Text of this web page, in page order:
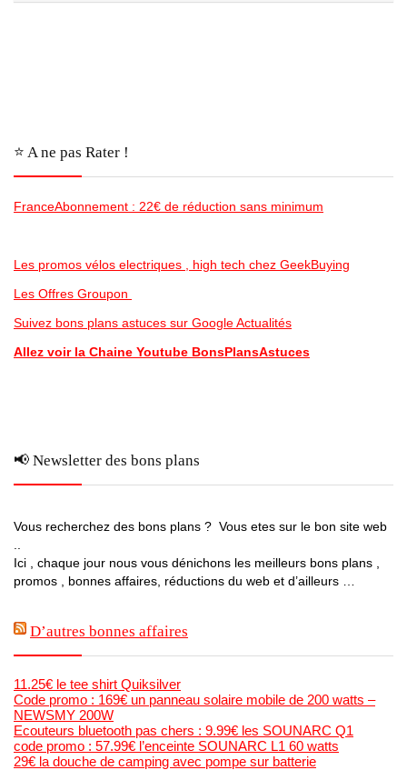
⭐️ A ne pas Rater !
FranceAbonnement : 22€ de réduction sans minimum
Les promos vélos electriques , high tech chez GeekBuying
Les Offres Groupon
Suivez bons plans astuces sur Google Actualités
Allez voir la Chaine Youtube BonsPlansAstuces
📢 Newsletter des bons plans
Vous recherchez des bons plans ? Vous etes sur le bon site web
Ici , chaque jour nous vous dénichons les meilleurs bons plans ,
promos , bonnes affaires, réductions du web et d’ailleurs …
D’autres bonnes affaires
11.25€ le tee shirt Quiksilver
Code promo : 169€ un panneau solaire mobile de 200 watts –
NEWSMY 200W
Ecouteurs bluetooth pas chers : 9.99€ les SOUNARC Q1
code promo : 57.99€ l’enceinte SOUNARC L1 60 watts
29€ la douche de camping avec pompe sur batterie